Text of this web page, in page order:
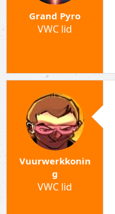
Grand Pyro
VWC lid
Vuurwerkkonin
g
VWC lid